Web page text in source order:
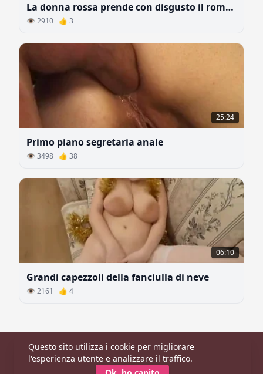
La donna rossa prende con disgusto il rompollo del figliastro
👁 2910 👍 3
25:24
Primo piano segretaria anale
👁 3498 👍 38
06:10
Grandi capezzoli della fanciulla di neve
👁 2161 👍 4
Principale |Categorie|Modelle
© 2026 CaldaDonna.com
Questo sito utilizza i cookie per migliorare
l'esperienza utente e analizzare il traffico.